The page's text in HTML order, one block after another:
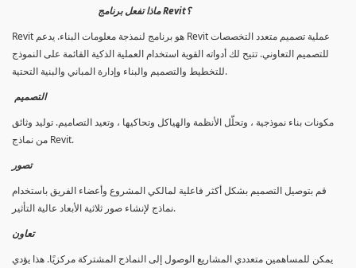
ماذا تفعل برنامج Revit؟
Revit هو برنامج لنمذجة معلومات البناء. يدعم Revit عملية تصميم متعدد التخصصات
للتصميم التعاوني. تتيح لك أدواته القوية استخدام العملية الذكية القائمة على النموذج
للتخطيط والتصميم والبناء وإدارة المباني والبنية التحتية.
التصميم
مكونات بناء نموذجية ، وتحلّل الأنظمة والهياكل وتحاكيها ، وتعيد التصاميم. توليد وثائق
من نماذج Revit.
تصور
قم بتوصيل التصميم بشكل أكثر فاعلية لمالكي المشروع وأعضاء الفريق باستخدام
نماذج لإنشاء صور ثلاثية الأبعاد عالية التأثير.
تعاون
يمكن للمساهمين متعددي المشاريع الوصول إلى النماذج المشتركة مركزيًا. هذا يؤدي